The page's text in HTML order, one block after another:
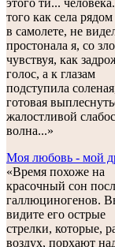
этого ти...
того как села
в самолете, не
простонала я, со
чувствуя, как
голос, а к глазам
подступила
готовая
жалостливой
волна...»
Моя любовь - мой
«Время похоже на
красочный сон
галлюциногенов.
видите его острые
стрелки, которые,
воздух, порхают